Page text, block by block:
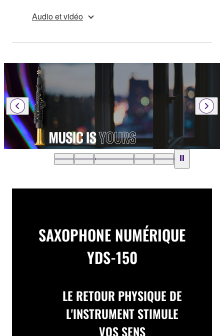
Audio et vidéo
SAXOPHONE NUMÉRIQUE
YDS-150
LE RETOUR PHYSIQUE DE
L'INSTRUMENT STIMULE
VOS SENS